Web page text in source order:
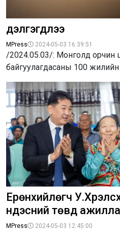
дэлгэгдлээ
MPress 2024-05-03 16:39:51
/2024.05.03/: Монголд орчин
байгуулагдасаны 100
Ерөнхийлөгч
үндэсний төвд
MPress 2024-05-03 12:45:00